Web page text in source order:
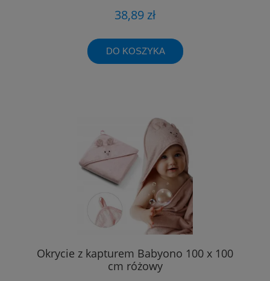
38,89 zł
DO KOSZYKA
Okrycie z kapturem Babyono 100 x 100
cm różowy